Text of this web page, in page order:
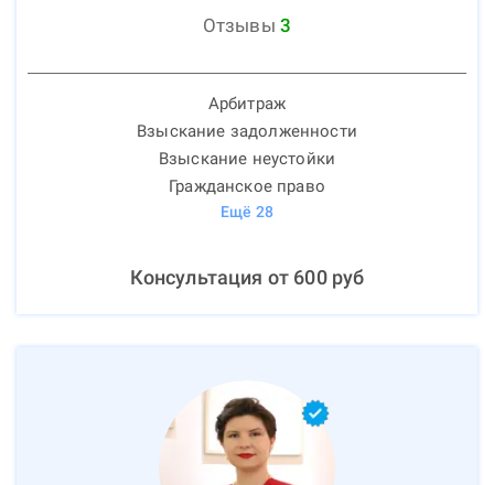
Отзывы 3
Арбитраж
Взыскание задолженности
Взыскание неустойки
Гражданское право
Ещё 28
Консультация от 600руб